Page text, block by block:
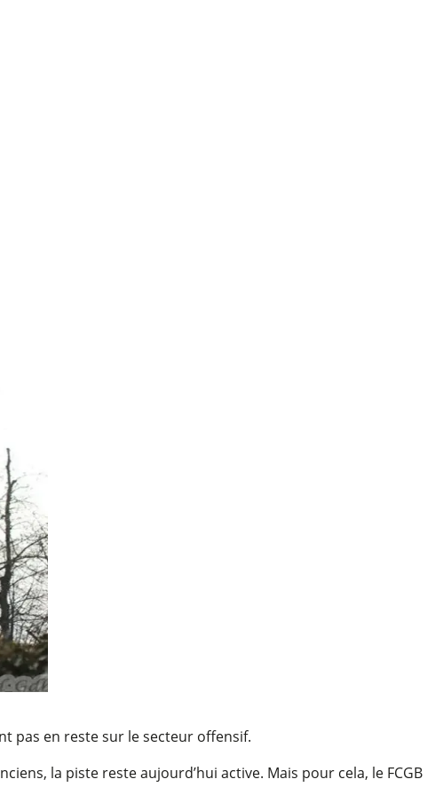
pas en reste sur le secteur offensif.
la piste reste aujourd’hui active. Mais pour cela, le FCGB